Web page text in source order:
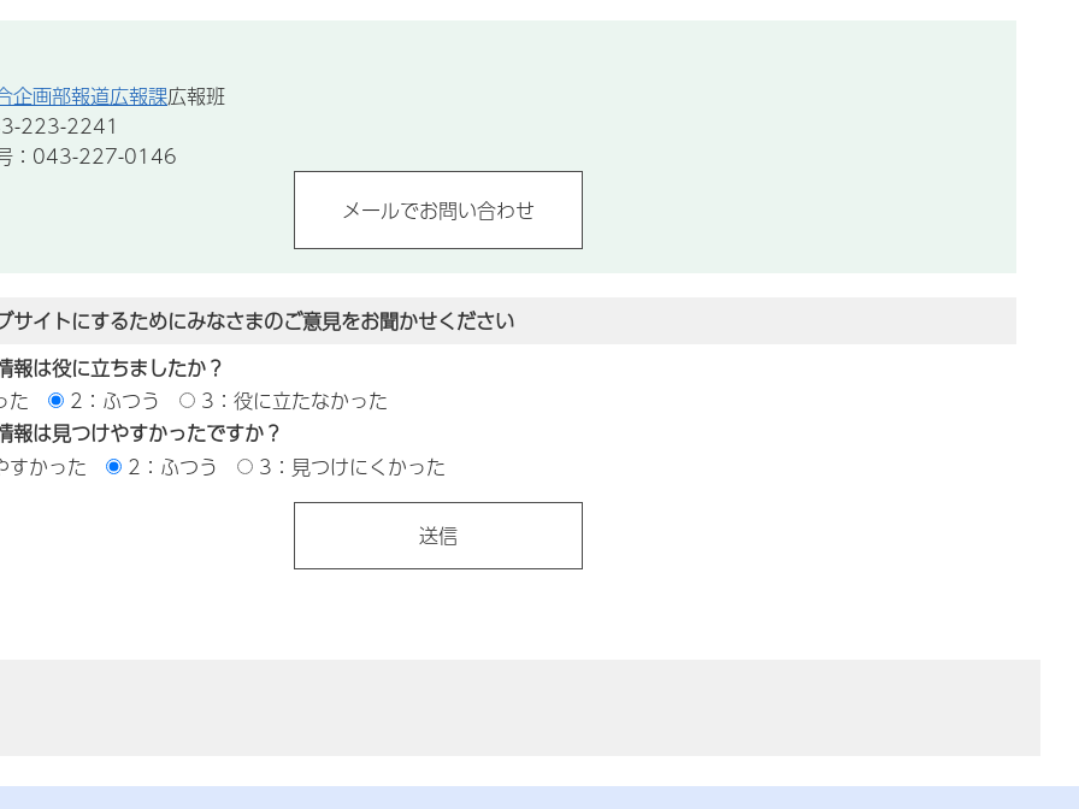
企画部報道広報課広報班
223-2241
：043-227-0146
サイトにするためにみなさまのご意見をお聞かせください
報は役に立ちましたか？
た
2：ふつう
3：役に立たなかった
報は見つけやすかったですか？
すかった
2：ふつう 3：見つけにくかった